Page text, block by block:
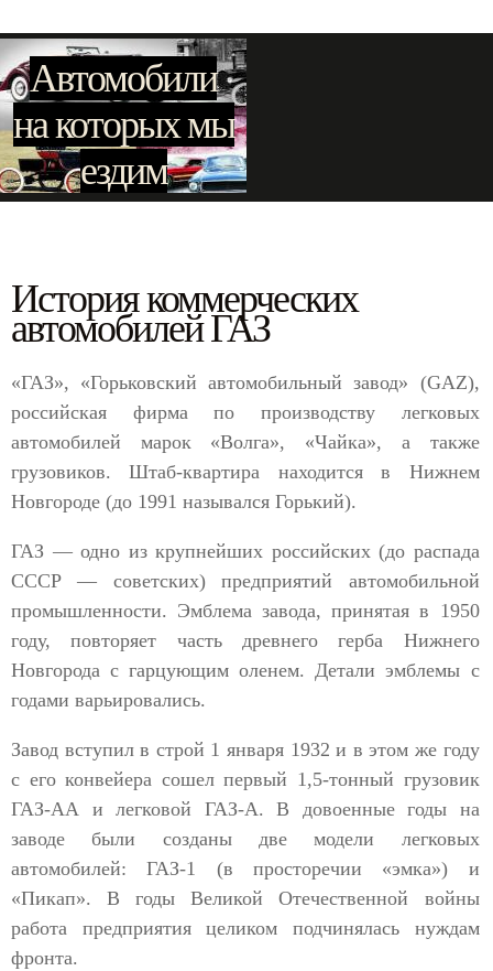
Автомобили
на которых мы
ездим
История коммерческих
автомобилей ГАЗ
«ГАЗ», «Горьковский автомобильный завод» (GAZ),
российская фирма по производству легковых
автомобилей марок «Волга», «Чайка», а также
грузовиков. Штаб-квартира находится в Нижнем
Новгороде (до 1991 назывался Горький).
ГАЗ — одно из крупнейших российских (до распада
СССР — советских) предприятий автомобильной
промышленности. Эмблема завода, принятая в 1950
году, повторяет часть древнего герба Нижнего
Новгорода с гарцующим оленем. Детали эмблемы с
годами варьировались.
Завод вступил в строй 1 января 1932 и в этом же году
с его конвейера сошел первый 1,5-тонный грузовик
ГАЗ-АА и легковой ГАЗ-А. В довоенные годы на
заводе были созданы две модели легковых
автомобилей: ГАЗ-1 (в просторечии «эмка») и
«Пикап». В годы Великой Отечественной войны
работа предприятия целиком подчинялась нуждам
фронта.